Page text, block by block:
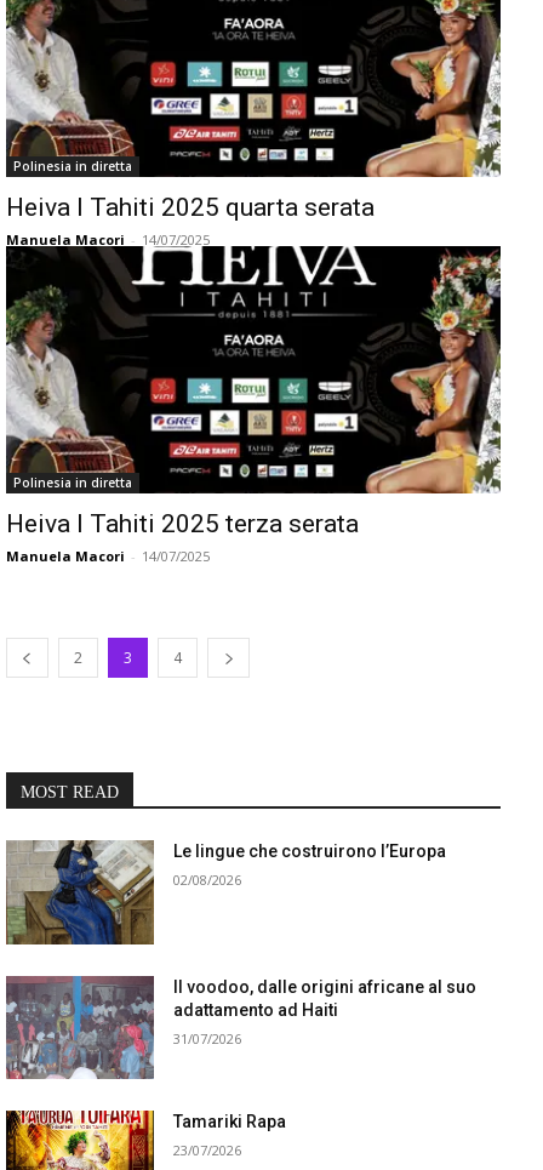
Polinesia in diretta
Heiva I Tahiti 2025 quarta serata
Manuela Macori - 14/07/2025
Polinesia in diretta
Heiva I Tahiti 2025 terza serata
Manuela Macori - 14/07/2025
2 3 4
MOST READ
Le lingue che costruirono l’Europa
02/08/2026
Il voodoo, dalle origini africane al suo
adattamento ad Haiti
31/07/2026
Tamariki Rapa
23/07/2026